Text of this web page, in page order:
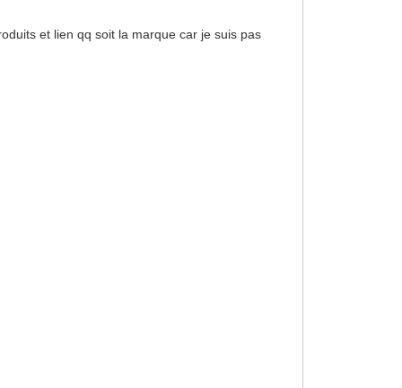
et lien qq soit la marque car je suis pas